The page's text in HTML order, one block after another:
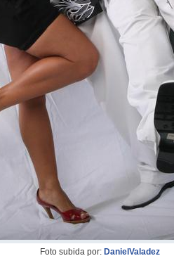
Foto subida por: DanielValadez